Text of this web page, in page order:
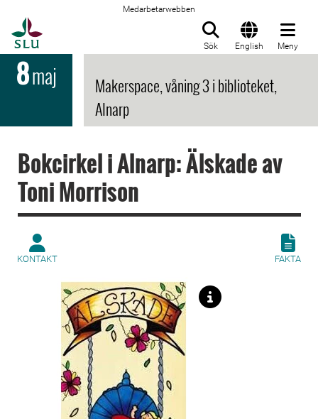
Medarbetarwebben
Sök English Meny
8maj
Makerspace, våning 3 i biblioteket,
Alnarp
Bokcirkel i Alnarp: Älskade av
Toni Morrison
KONTAKT FAKTA